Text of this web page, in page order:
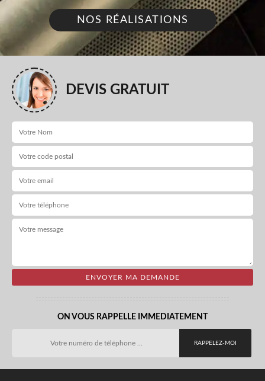
NOS RÉALISATIONS
DEVIS GRATUIT
ON VOUS RAPPELLE IMMEDIATEMENT